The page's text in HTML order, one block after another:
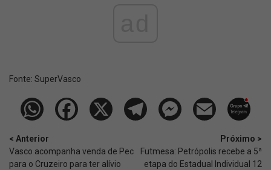
Fonte: SuperVasco‎‎‎‎‎‎
< Anterior
Vasco acompanha venda de Pec
para o Cruzeiro para ter alívio
Próximo >
Futmesa: Petrópolis recebe a 5ª
etapa do Estadual Individual 12